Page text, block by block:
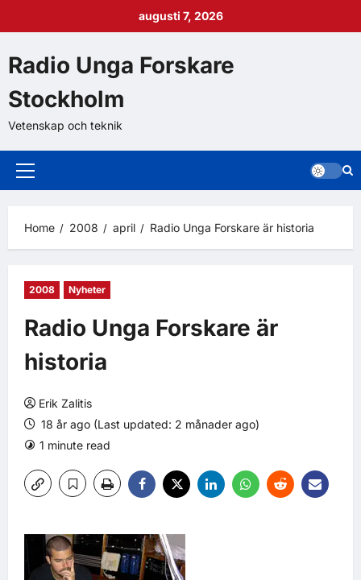
augusti 7, 2026
Radio Unga Forskare
Stockholm
Vetenskap och teknik
Home 2008 april Radio Unga Forskare är historia
2008 Nyheter
Radio Unga Forskare är
historia
Erik Zalitis
18 år ago (Last updated: 2 månader ago)
1 minute read